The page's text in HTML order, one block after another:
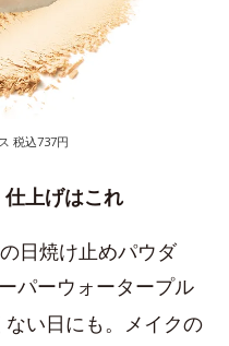
税込737円
上げはこれ
日焼け止めパウダ
パーウォータープル
い日にも。メイクの